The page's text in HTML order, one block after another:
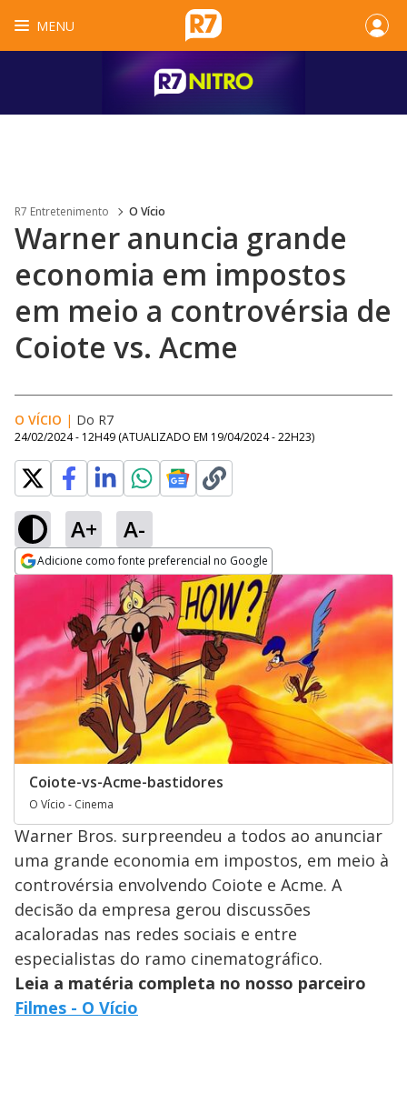
MENU
R7 Entretenimento O Vício
Warner anuncia grande
economia em impostos
em meio a controvérsia de
Coiote vs. Acme
O VÍCIO | Do R7
24/02/2024 - 12H49 (ATUALIZADO EM 19/04/2024 - 22H23)
A+ A-
Adicione como fonte preferencial no Google
Opens in new window
Coiote-vs-Acme-bastidores
O Vício - Cinema
Warner Bros. surpreendeu a todos ao anunciar
uma grande economia em impostos, em meio à
controvérsia envolvendo Coiote e Acme. A
decisão da empresa gerou discussões
acaloradas nas redes sociais e entre
especialistas do ramo cinematográfico.
Leia a matéria completa no nosso parceiro
Filmes - O Vício